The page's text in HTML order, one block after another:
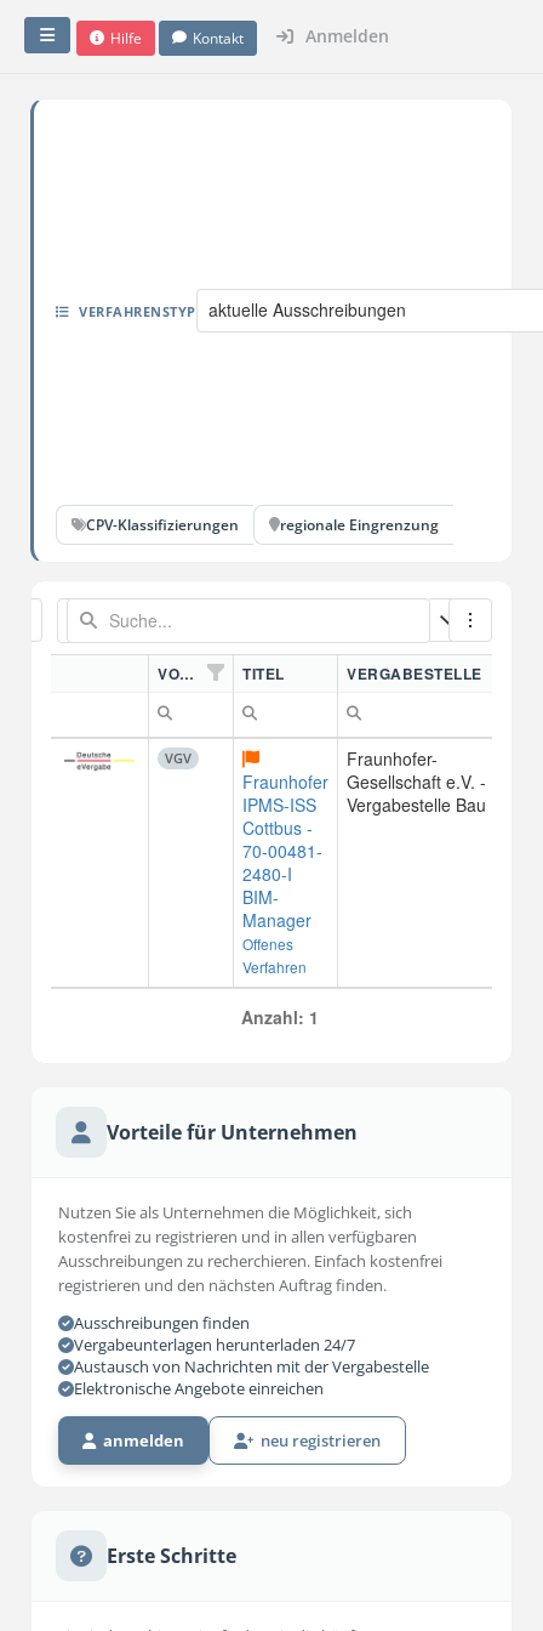
Hilfe Kontakt Anmelden
VERFAHRENSTYP aktuelle Ausschreibungen
CPV-Klassifizierungen regionale Eingrenzung
VORDN. TITEL VERGABESTELLE
VGV
Fraunhofer
IPMS-ISS
Cottbus -
70-00481-
2480-I
BIM-
Manager
Offenes
Verfahren
Fraunhofer-
Gesellschaft e.V. -
Vergabestelle Bau
Anzahl: 1
Vorteile für Unternehmen
Nutzen Sie als Unternehmen die Möglichkeit, sich
kostenfrei zu registrieren und in allen verfügbaren
Ausschreibungen zu recherchieren. Einfach kostenfrei
registrieren und den nächsten Auftrag finden.
Ausschreibungen finden
Vergabeunterlagen herunterladen 24/7
Austausch von Nachrichten mit der Vergabestelle
Elektronische Angebote einreichen
anmelden neu registrieren
Erste Schritte